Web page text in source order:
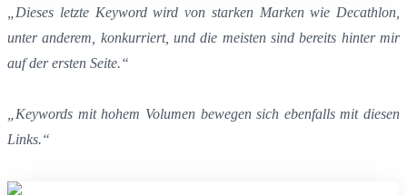
„Dieses letzte Keyword wird von starken Marken wie Decathlon,
unter anderem, konkurriert, und die meisten sind bereits hinter mir
auf der ersten Seite.“
„Keywords mit hohem Volumen bewegen sich ebenfalls mit diesen
Links.“